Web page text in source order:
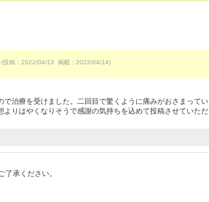
(投稿：2022/04/13 掲載：2022/04/14)
治療を受けました。二回目で驚くように痛みがおさまってい
りはやくなりそうで感謝の気持ちを込めて投稿させていただ
承ください。